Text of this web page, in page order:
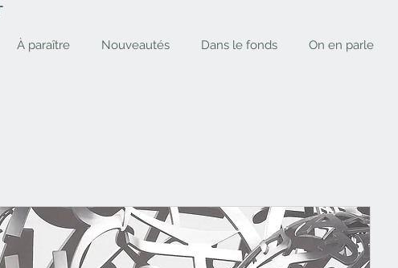
À paraître Nouveautés Dans le fonds On en parle